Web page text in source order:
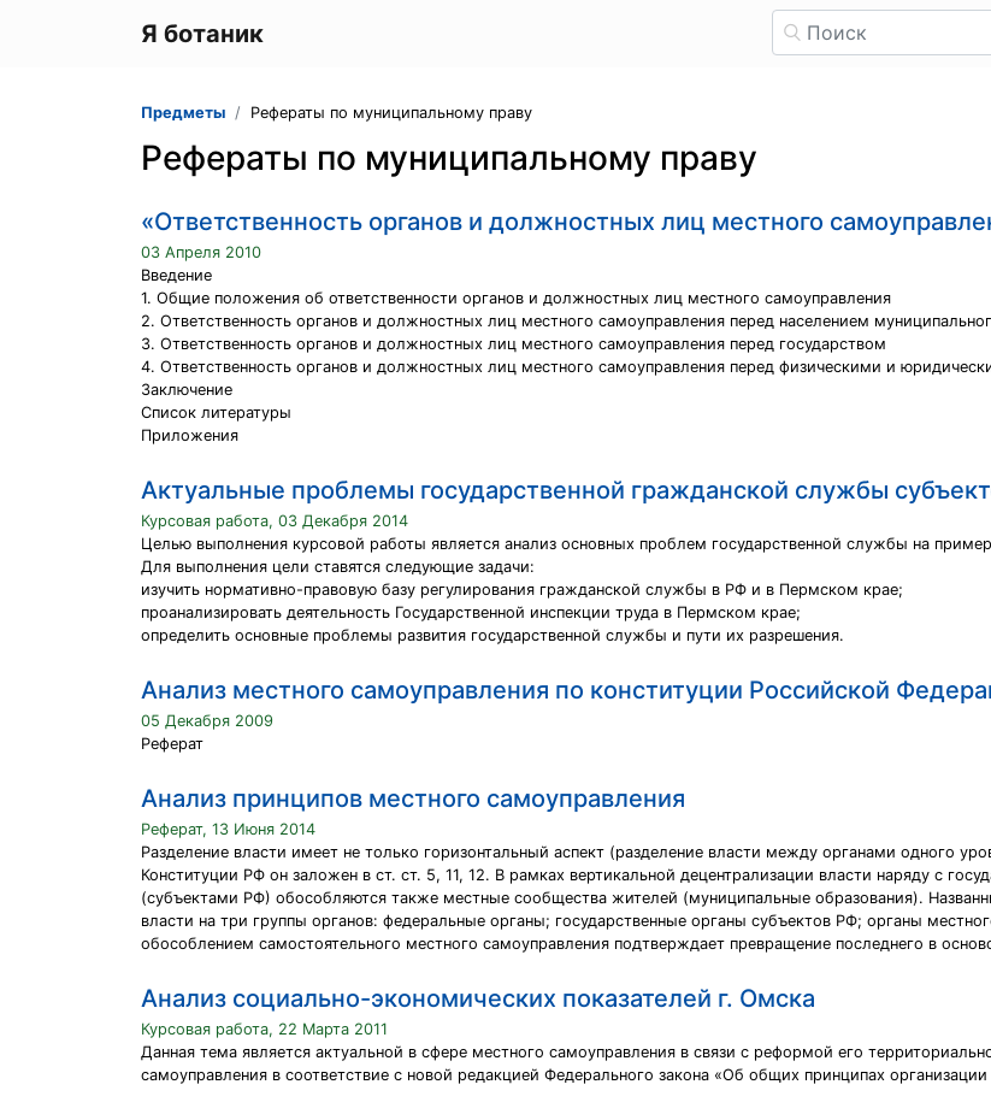
Я ботаник
Предметы Рефераты по муниципальному праву
Рефераты по муниципальному праву
«Ответственность органов и должностных лиц местного
03 Апреля 2010
Введение
1. Общие положения об ответственности органов и должностных лиц местного самоуправления
2. Ответственность органов и должностных лиц местного самоуправления перед населением
3. Ответственность органов и должностных лиц местного самоуправления перед государством
4. Ответственность органов и должностных лиц местного самоуправления перед физическими и
Заключение
Список литературы
Приложения
Актуальные проблемы государственной гражданской службы
Курсовая работа, 03 Декабря 2014
Целью выполнения курсовой работы является анализ основных проблем государственной службы на
Для выполнения цели ставятся следующие задачи:
изучить нормативно-правовую базу регулирования гражданской службы в РФ и в Пермском крае;
проанализировать деятельность Государственной инспекции труда в Пермском крае;
определить основные проблемы развития государственной службы и пути их разрешения.
Анализ местного самоуправления по конституции Российской
05 Декабря 2009
Реферат
Анализ принципов местного самоуправления
Реферат, 13 Июня 2014
Разделение власти имеет не только горизонтальный аспект (разделение власти между органами одного
Конституции РФ он заложен в ст. ст. 5, 11, 12. В рамках вертикальной децентрализации власти наряду с
(субъектами РФ) обособляются также местные сообщества жителей (муниципальные образования).
власти на три группы органов: федеральные органы; государственные органы субъектов РФ; органы
обособлением самостоятельного местного самоуправления подтверждает превращение последнего в
Анализ социально-экономических показателей г. Омска
Курсовая работа, 22 Марта 2011
Данная тема является актуальной в сфере местного самоуправления в связи с реформой его
самоуправления в соответствие с новой редакцией Федерального закона «Об общих принципах